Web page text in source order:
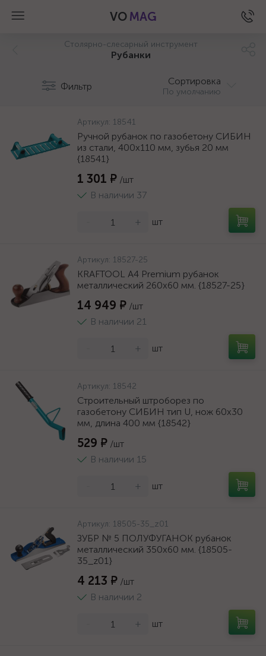
VO MAG
Столярно-слесарный инструмент
Рубанки
Фильтр Сортировка
По умолчанию
Артикул: 18541
Ручной рубанок по газобетону СИБИН
из стали, 400х110 мм, зубья 20 мм
{18541}
1 301 ₽ /шт
В наличии 37
+ шт
Артикул: 18527-25
KRAFTOOL A4 Premium рубанок
металлический 260x60 мм. {18527-25}
14 949 ₽ /шт
В наличии 21
+ шт
Артикул: 18542
Строительный штроборез по
газобетону СИБИН тип U, нож 60х30
мм, длина 400 мм {18542}
529 ₽ /шт
В наличии 15
+ шт
Артикул: 18505-35_z01
ЗУБР № 5 ПОЛУФУГАНОК рубанок
металлический 350х60 мм. {18505-
35_z01}
4 213 ₽ /шт
В наличии 2
+ шт